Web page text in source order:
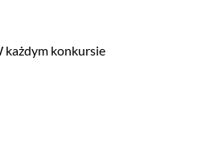
każdym konkursie